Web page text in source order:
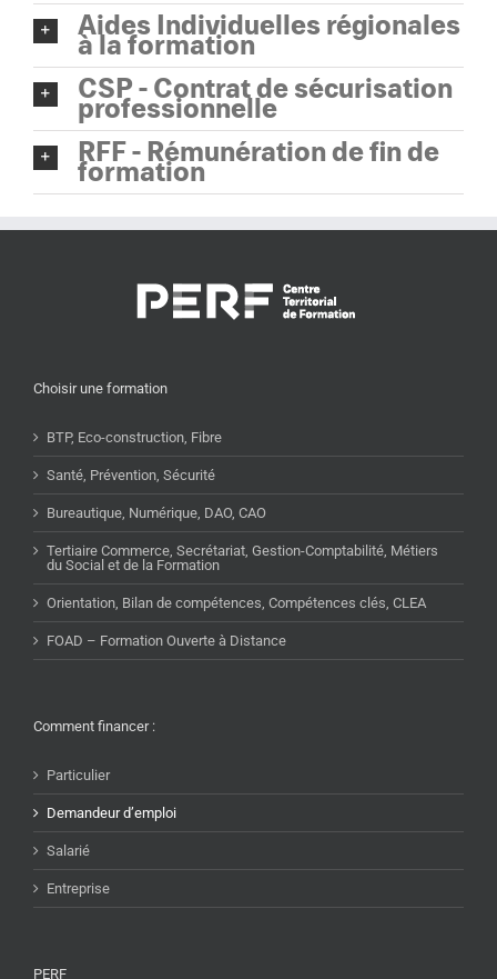
Aides Individuelles régionales
à la formation
CSP - Contrat de sécurisation
professionnelle
RFF - Rémunération de fin de
formation
Choisir une formation
BTP, Eco-construction, Fibre
Santé, Prévention, Sécurité
Bureautique, Numérique, DAO, CAO
Tertiaire Commerce, Secrétariat, Gestion-Comptabilité, Métiers
du Social et de la Formation
Orientation, Bilan de compétences, Compétences clés, CLEA
FOAD – Formation Ouverte à Distance
Comment financer :
Particulier
Demandeur d’emploi
Salarié
Entreprise
PERF